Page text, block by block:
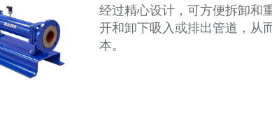
经过精心设计，可方便拆卸和
开和卸下吸入或排出管道，从
本。